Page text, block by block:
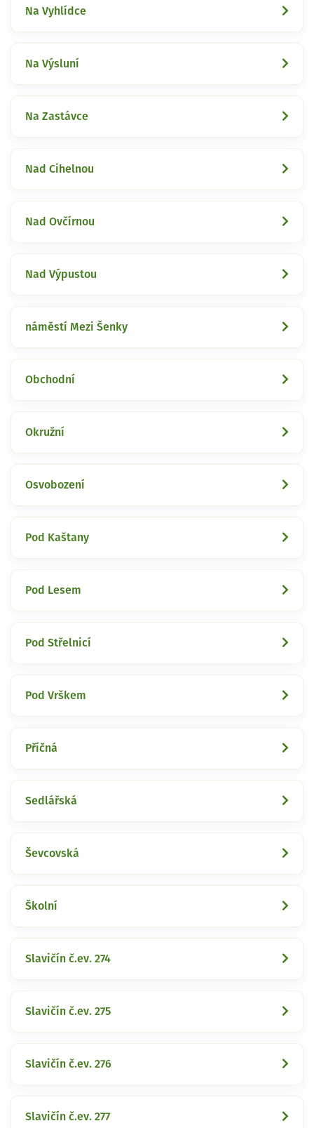
Na Vyhlídce
Na Výsluní
Na Zastávce
Nad Cihelnou
Nad Ovčírnou
Nad Výpustou
náměstí Mezi Šenky
Obchodní
Okružní
Osvobození
Pod Kaštany
Pod Lesem
Pod Střelnicí
Pod Vrškem
Příčná
Sedlářská
Ševcovská
Školní
Slavičín č.ev. 274
Slavičín č.ev. 275
Slavičín č.ev. 276
Slavičín č.ev. 277